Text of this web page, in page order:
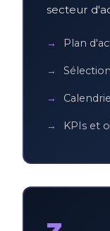
secteur
Plan
KPIs et